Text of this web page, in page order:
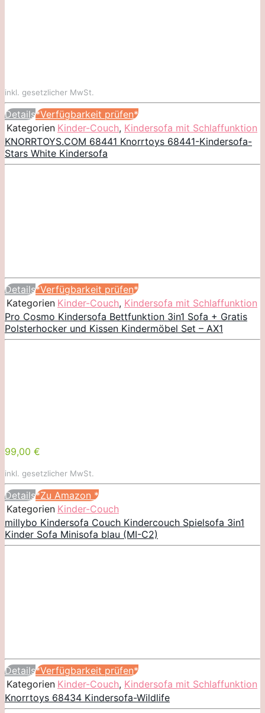
inkl. gesetzlicher MwSt.
Details*Verfügbarkeit prüfen*
Kategorien Kinder-Couch, Kindersofa mit Schlaffunktion
KNORRTOYS.COM 68441 Knorrtoys 68441-Kindersofa-
Stars White Kindersofa
Details*Verfügbarkeit prüfen*
Kategorien Kinder-Couch, Kindersofa mit Schlaffunktion
Pro Cosmo Kindersofa Bettfunktion 3in1 Sofa + Gratis
Polsterhocker und Kissen Kindermöbel Set – AX1
99,00 €
inkl. gesetzlicher MwSt.
Details*Zu Amazon *
Kategorien Kinder-Couch
millybo Kindersofa Couch Kindercouch Spielsofa 3in1
Kinder Sofa Minisofa blau (MI-C2)
Details*Verfügbarkeit prüfen*
Kategorien Kinder-Couch, Kindersofa mit Schlaffunktion
Knorrtoys 68434 Kindersofa-Wildlife